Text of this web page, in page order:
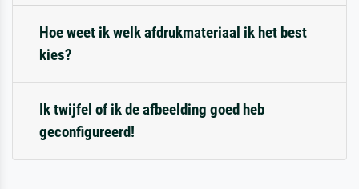
Hoe weet ik welk afdrukmateriaal ik het best
kies?
Ik twijfel of ik de afbeelding goed heb
geconfigureerd!